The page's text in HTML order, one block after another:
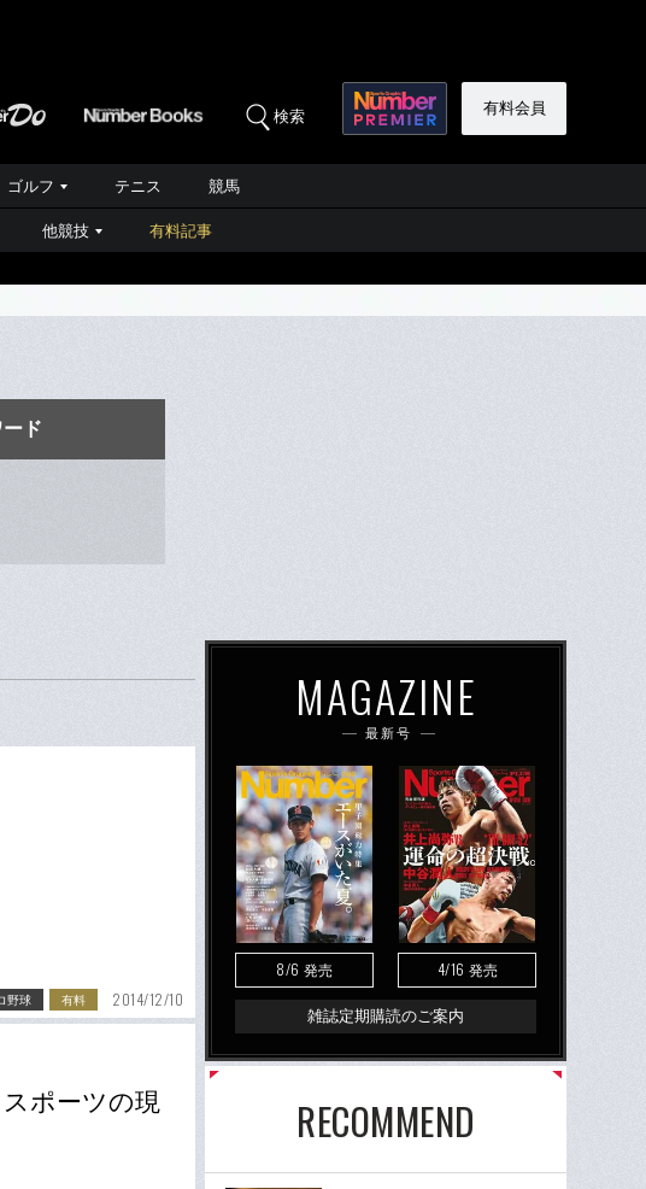
検索 有料会員
ゴルフ テニス 競馬
他競技 有料記事
ド
野球 有料 2014/12/10
ポーツの現
MAGAZINE
最新号
8/6 発売 4/16 発売
雑誌定期購読のご案内
RECOMMEND